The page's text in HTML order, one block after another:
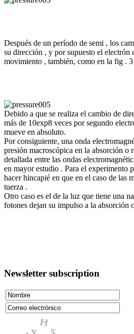
Después de un período de semi , los
su dirección , y por supuesto el electrón
movimiento , también, como en la fig . 3
Debido a que se realiza el cambio de
más de 10exp8 veces por segundo
mueve en absoluto.
Por consiguiente, una onda
presión macroscópica en la absorción o
detallada entre las ondas
en mayor estudio . Para el experimento
hacer hincapié en que en el caso de las
tuerza .
Otro caso es el de la luz que tiene una
fotones dejan su impulso a la absorción
Newsletter subscription